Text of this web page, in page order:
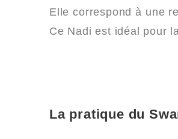
Elle correspond à une
Ce Nadi est idéal pour
La pratique du